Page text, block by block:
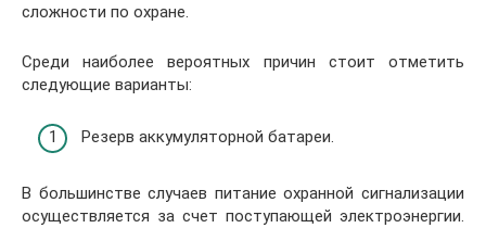
сложности по охране.
Среди наиболее вероятных причин стоит отметить
следующие варианты:
Резерв аккумуляторной батареи.
В большинстве случаев питание охранной сигнализации
осуществляется за счет поступающей электроэнергии.